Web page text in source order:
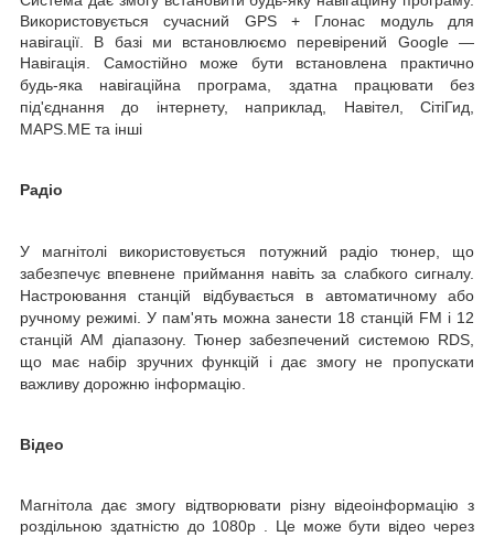
Використовується сучасний GPS + Глонас модуль для
навігації. В базі ми встановлюємо перевірений Google —
Навігація. Самостійно
може бути встановлена практично
будь-яка навігаційна програма, здатна працювати без
під'єднання до інтернету, наприклад, Навітел, СітіГид,
MAPS.ME та інші
Радіо
У магнітолі використовується потужний радіо тюнер, що
забезпечує впевнене приймання навіть за слабкого сигналу.
Настроювання станцій відбувається в автоматичному або
ручному режимі. У пам'ять можна занести 18 станцій FM і 12
станцій AM діапазону. Тюнер забезпечений системою RDS,
що має набір зручних функцій і дає змогу не пропускати
важливу дорожню інформацію.
Відео
Магнітола дає змогу відтворювати різну відеоінформацію з
роздільною здатністю до 1080р
. Це може бути відео через